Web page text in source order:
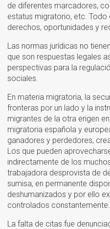
de diferentes marcadores,
estatus migratorio, etc.
derechos, oportunidades y
Las normas jurídicas no
que son respuestas legales
perspectivas para la
sociales.
En materia migratoria, la
fronteras por un lado y la
migrantes de la otra erigen
migratoria española y
ganadores y perdedores,
Los que pueden
indirectamente de los
trabajadora desprovista de
sumisa, en permanente
deshumanizados y por ello
controlados constantemente.
La falta de citas fue